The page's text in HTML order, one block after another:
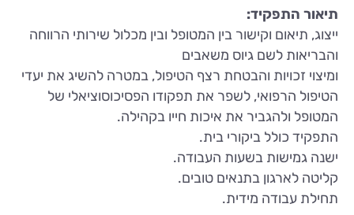
תיאור התפקיד:
ייצוג, תיאום וקישור בין המטופל ובין מכלול שירותי הרווחה
והבריאות לשם גיוס משאבים
ומיצוי זכויות והבטחת רצף הטיפול, במטרה להשיג את יעדי
הטיפול הרפואי, לשפר את תפקודו הפסיכוסוציאלי של
המטופל ולהגביר את איכות חייו בקהילה.
התפקיד כולל ביקורי בית.
ישנה גמישות בשעות העבודה.
קליטה לארגון בתנאים טובים.
תחילת עבודה מידית.